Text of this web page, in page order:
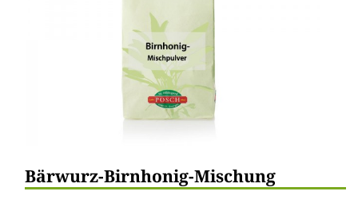
Bärwurz-Birnhonig-Mischung